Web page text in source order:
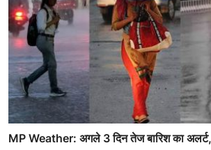
MP Weather: अगले 3 दिन तेज बारिश का